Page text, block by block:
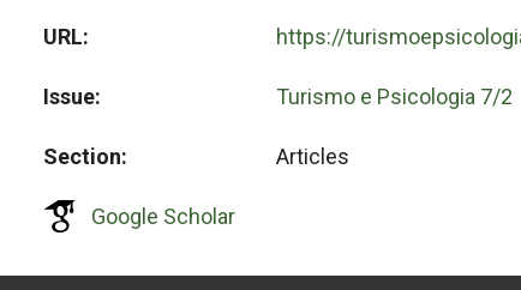
URL https://
Issue Turismo e Psicologia 7/2
Section Articles
Google Scholar